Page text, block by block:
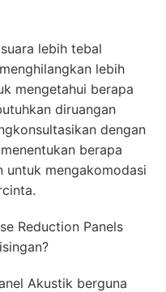
lebih tebal
lebih
mengetahui berapa
diruangan
dengan
berapa
untuk mengakomodasi
Reduction Panels
Akustik berguna